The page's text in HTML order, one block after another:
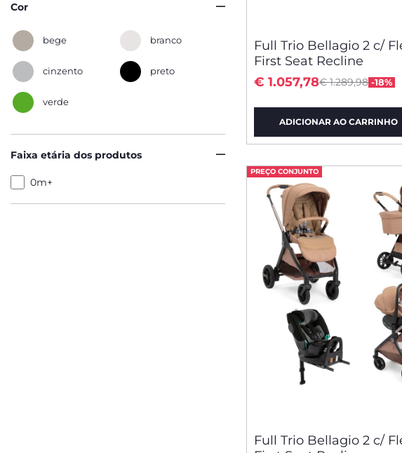
Cor
bege branco
cinzento preto
verde
Faixa etária dos produtos
0m+
Full Trio Bellagio 2 c/
First Seat Recline
Price reduced
€ 1.289,98 -18%
to
€ 1.057,78
ADICIONAR AO CARRINHO
PREÇO CONJUNTO
Full Trio Bellagio 2 c/